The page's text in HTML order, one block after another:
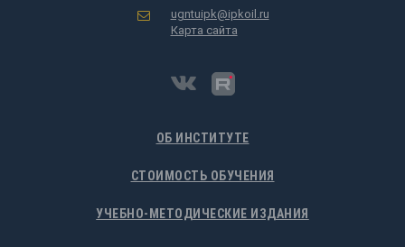
ugntuipk@ipkoil.ru
Карта сайта
ОБ ИНСТИТУТЕ
СТОИМОСТЬ ОБУЧЕНИЯ
УЧЕБНО-МЕТОДИЧЕСКИЕ ИЗДАНИЯ